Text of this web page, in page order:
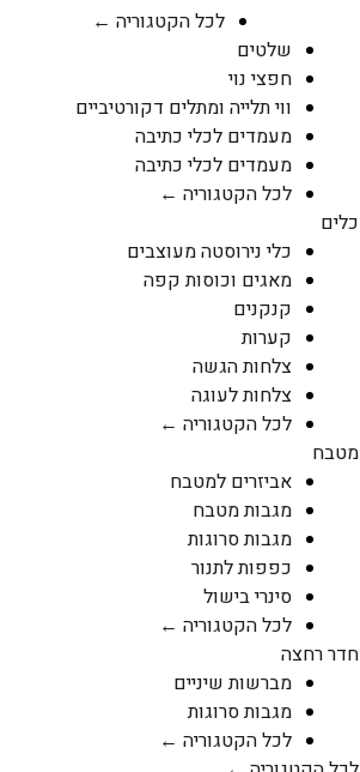
לכל הקטגוריה ←
שלטים
חפצי נוי
ווי תלייה ומתלים דקורטיביים
מעמדים לכלי כתיבה
מעמדים לכלי כתיבה
לכל הקטגוריה ←
כלים
כלי נירוסטה מעוצבים
מאגים וכוסות קפה
קנקנים
קערות
צלחות הגשה
צלחות לעוגה
לכל הקטגוריה ←
מטבח
אביזרים למטבח
מגבות מטבח
מגבות סרוגות
כפפות לתנור
סינרי בישול
לכל הקטגוריה ←
חדר רחצה
מברשות שיניים
מגבות סרוגות
לכל הקטגוריה ←